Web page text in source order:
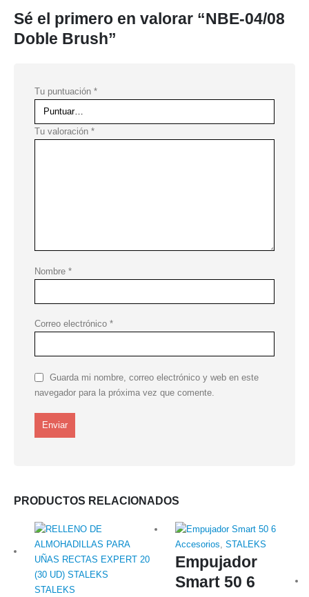
Sé el primero en valorar “NBE-04/08
Doble Brush”
Tu puntuación *
Tu valoración *
Nombre *
Correo electrónico *
Guarda mi nombre, correo electrónico y web en este
navegador para la próxima vez que comente.
PRODUCTOS RELACIONADOS
STALEKS
Accesorios, STALEKS
Empujador
Smart 50 6